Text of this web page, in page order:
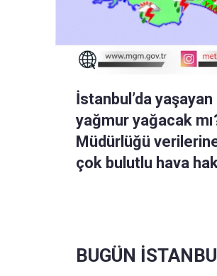
İstanbul’da
yağmur yağacak
Müdürlüğü
çok bulutlu hava
BUGÜN